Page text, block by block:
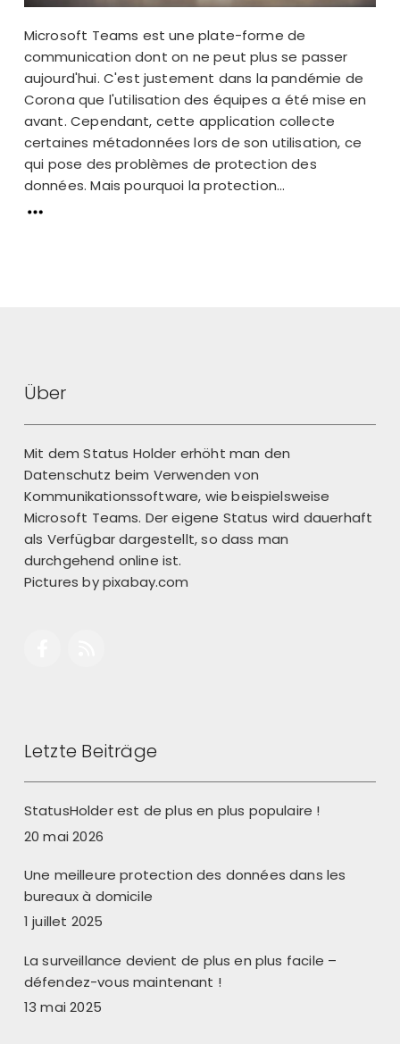
Microsoft Teams est une plate-forme de
communication dont on ne peut plus se passer
aujourd'hui. C'est justement dans la pandémie de
Corona que l'utilisation des équipes a été mise en
avant. Cependant, cette application collecte
certaines métadonnées lors de son utilisation, ce
qui pose des problèmes de protection des
données. Mais pourquoi la protection...
Über
Mit dem Status Holder erhöht man den
Datenschutz beim Verwenden von
Kommunikationssoftware, wie beispielsweise
Microsoft Teams. Der eigene Status wird dauerhaft
als Verfügbar dargestellt, so dass man
durchgehend online ist.
Pictures bypixabay.com
Letzte Beiträge
StatusHolder est de plus en plus populaire !
20 mai 2026
Une meilleure protection des données dans les
bureaux à domicile
1 juillet 2025
La surveillance devient de plus en plus facile –
défendez-vous maintenant !
13 mai 2025